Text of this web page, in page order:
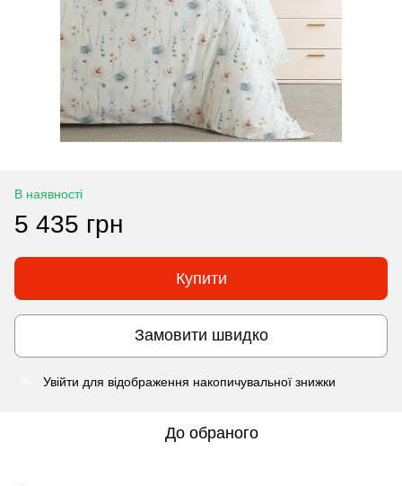
В наявності
5 435 грн
Купити
Замовити швидко
Увійти для відображення накопичувальної знижки
До обраного